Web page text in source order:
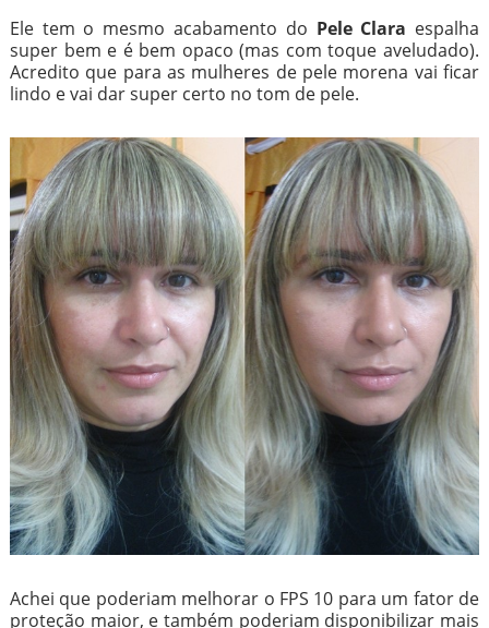
Ele tem o mesmo acabamento do Pele Clara espalha
super bem e é bem opaco (mas com toque aveludado).
Acredito que para as mulheres de pele morena vai ficar
lindo e vai dar super certo no tom de pele.
Achei que poderiam melhorar o FPS 10 para um fator de
proteção maior, e também poderiam disponibilizar mais